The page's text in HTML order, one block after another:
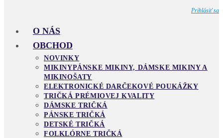
Prihlásiť sa
O NÁS
OBCHOD
NOVINKY
MIKINYPÁNSKE MIKINY, DÁMSKE MIKINY A
MIKINOŠATY
ELEKTRONICKÉ DARČEKOVÉ POUKÁŽKY
TRIČKÁ PRÉMIOVEJ KVALITY
DÁMSKE TRIČKÁ
PÁNSKE TRIČKÁ
DETSKÉ TRIČKÁ
FOLKLÓRNE TRIČKÁ